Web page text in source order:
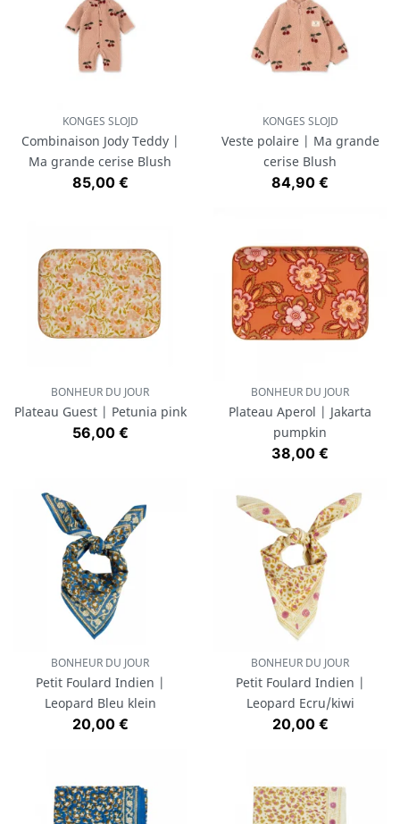
KONGES SLOJD
Combinaison Jody Teddy |
Ma grande cerise Blush
Prix
85,00 €
KONGES SLOJD
Veste polaire | Ma grande
cerise Blush
Prix
84,90 €
BONHEUR DU JOUR
Plateau Guest | Petunia pink
Prix
56,00 €
BONHEUR DU JOUR
Plateau Aperol | Jakarta
pumpkin
Prix
38,00 €
BONHEUR DU JOUR
Petit Foulard Indien |
Leopard Bleu klein
Prix
20,00 €
BONHEUR DU JOUR
Petit Foulard Indien |
Leopard Ecru/kiwi
Prix
20,00 €